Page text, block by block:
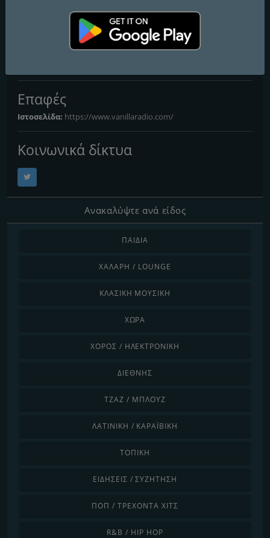
Vanilla Radio - Smooth
Επαφές
Ιστοσελίδα: https://www.vanillaradio.com/
Κοινωνικά δίκτυα
Ανακαλύψτε ανά είδος
ΠΑΙΔΙΆ
ΧΑΛΑΡΉ / LOUNGE
ΚΛΑΣΙΚΉ ΜΟΥΣΙΚΉ
ΧΏΡΑ
ΧΟΡΌΣ / ΗΛΕΚΤΡΟΝΙΚΉ
ΔΙΕΘΝΉΣ
ΤΖΑΖ / ΜΠΛΟΥΖ
ΛΑΤΙΝΙΚΉ / ΚΑΡΑΪΒΙΚΉ
ΤΟΠΙΚΉ
ΕΙΔΉΣΕΙΣ / ΣΥΖΉΤΗΣΗ
ΠΟΠ / ΤΡΈΧΟΝΤΑ ΧΙΤΣ
R&B / HIP HOP